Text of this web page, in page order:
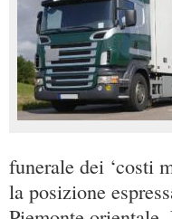
funerale dei ‘costi
la posizione